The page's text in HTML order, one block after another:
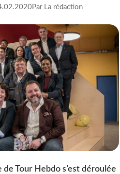
Par La rédaction
Tour Hebdo s’est déroulée